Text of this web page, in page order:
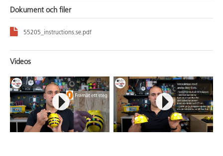
Dokument och filer
55205_instructions.se.pdf
Videos